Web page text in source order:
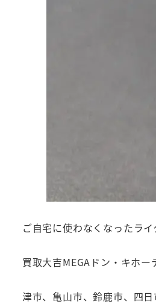
ご自宅に使わなくなったラ
買取大吉MEGAドン・キホ
津市、亀山市、鈴鹿市、四